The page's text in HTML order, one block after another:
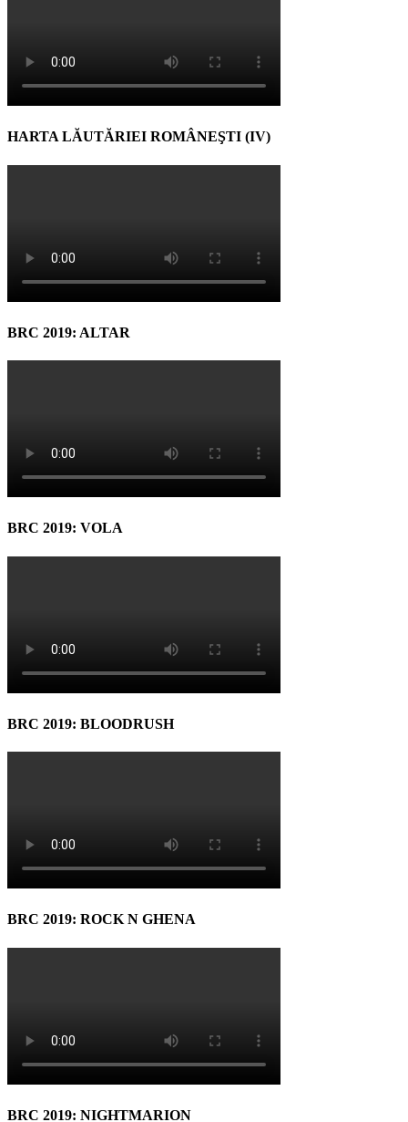
HARTA LĂUTĂRIEI ROMÂNEŞTI (IV)
BRC 2019: ALTAR
BRC 2019: VOLA
BRC 2019: BLOODRUSH
BRC 2019: ROCK N GHENA
BRC 2019: NIGHTMARION